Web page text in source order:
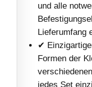
und alle
Lieferumfang
✔
Formen der
jedes Set